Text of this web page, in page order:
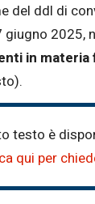
del ddl di
2025,
in materia
testo è
qui per